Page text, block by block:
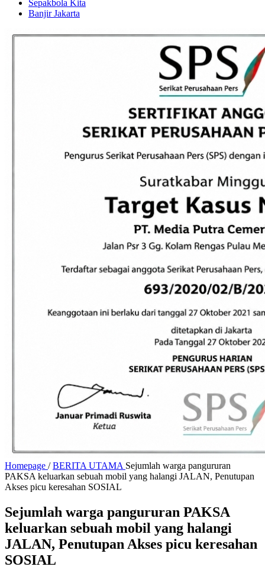
Sepakbola Kita
Banjir Jakarta
Homepage / BERITA UTAMA Sejumlah warga pangururan
PAKSA keluarkan sebuah mobil yang halangi JALAN, Penutupan
Akses picu keresahan SOSIAL
Sejumlah warga pangururan PAKSA
keluarkan sebuah mobil yang halangi
JALAN, Penutupan Akses picu keresahan
SOSIAL